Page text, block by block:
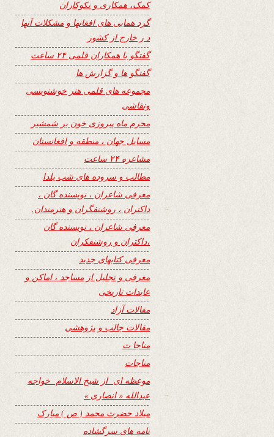
کمک، همکاری و نکوکاران
گرد همایی های افغانها و مشکلات آنها
د ر خارج از کشور
گفتگو با همکاران قلمی ۲۴ ساعت
گفتگو ها و گزارش ها
مجموعه های قلمی هنر خوشنویسی
ونقاشی
محرم ماه پیروزی خون بر شمشیر
مسایل جهان ، منطقه و افغانستان
مشاعره ۲۴ ساعت
مطالب و سروده های شب یلدا
معرفی شاعران ، نویسنده گان ،
داکتران ، روشنفگران و هنرمندان.
معرفی شاعران ، نویسنده گان
،داکتران و روشنفکران
معرفی کتابهای جدید
معرفی و تجلیل از مساجد ، اماکن و
عابدات تاریخی
مقالات آزاد
مقالات جالب و پژوهشی
مناجا ت
مناجات
موعظه ای از شیخ الاسلام خواجه
عبدالله « انصاری »
میلاد حضرت محمد ( ص ) مبارک
نامه های سرگشاده